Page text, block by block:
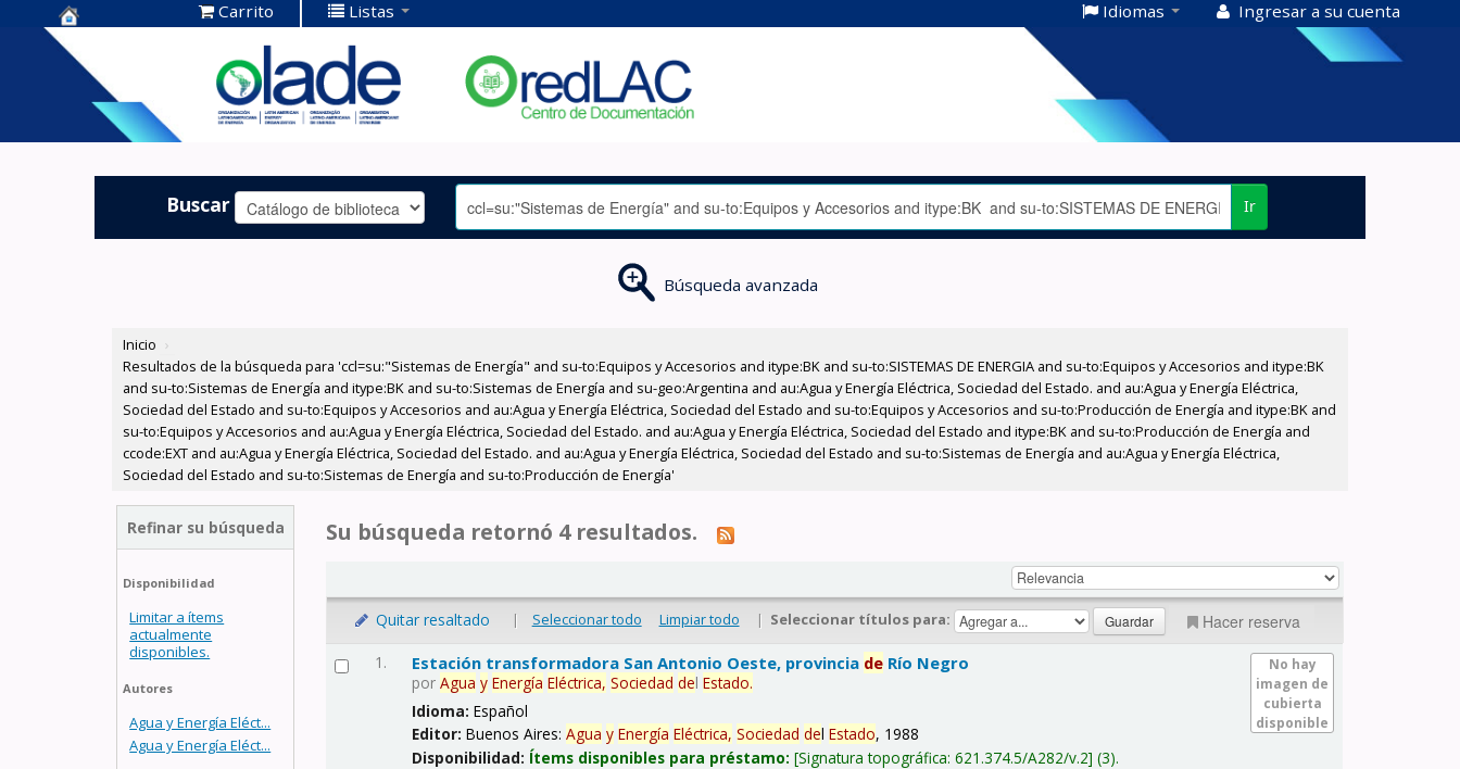
Centro de
Documentación
OLADE -
Carrito Listas Idiomas Ingresar a su cuenta
Buscar Ir
Búsqueda avanzada
Inicio ›
Resultados de la búsqueda para 'ccl=su:"Sistemas de Energía" and su-to:Equipos y Accesorios and itype:BK and su-to:SISTEMAS DE ENERGIA and su-to:Equipos y Accesorios and itype:BK
and su-to:Sistemas de Energía and itype:BK and su-to:Sistemas de Energía and su-geo:Argentina and au:Agua y Energía Eléctrica, Sociedad del Estado. and au:Agua y Energía Eléctrica,
Sociedad del Estado and su-to:Equipos y Accesorios and au:Agua y Energía Eléctrica, Sociedad del Estado and su-to:Equipos y Accesorios and su-to:Producción de Energía and itype:BK and
su-to:Equipos y Accesorios and au:Agua y Energía Eléctrica, Sociedad del Estado. and au:Agua y Energía Eléctrica, Sociedad del Estado and itype:BK and su-to:Producción de Energía and
ccode:EXT and au:Agua y Energía Eléctrica, Sociedad del Estado. and au:Agua y Energía Eléctrica, Sociedad del Estado and su-to:Sistemas de Energía and au:Agua y Energía Eléctrica,
Sociedad del Estado and su-to:Sistemas de Energía and su-to:Producción de Energía'
Refinar su búsqueda
Disponibilidad
Limitar a ítems
actualmente
disponibles.
Autores
Agua y Energía Eléct...
Agua y Energía Eléct...
Su búsqueda retornó 4 resultados.
Quitar resaltado | Seleccionar todo Limpiar todo | Seleccionar títulos para: Hacer reserva
1.
No hay
imagen de
cubierta
disponible
Estación transformadora San Antonio Oeste, provincia de Río Negro
porAgua y Energía Eléctrica, Sociedad delEstado.
Idioma:Español
Editor:Buenos Aires:Agua y Energía Eléctrica, Sociedad delEstado, 1988
Disponibilidad: Ítems disponibles para préstamo: Signatura topográfica:621.374.5/A282/v.2 (3).